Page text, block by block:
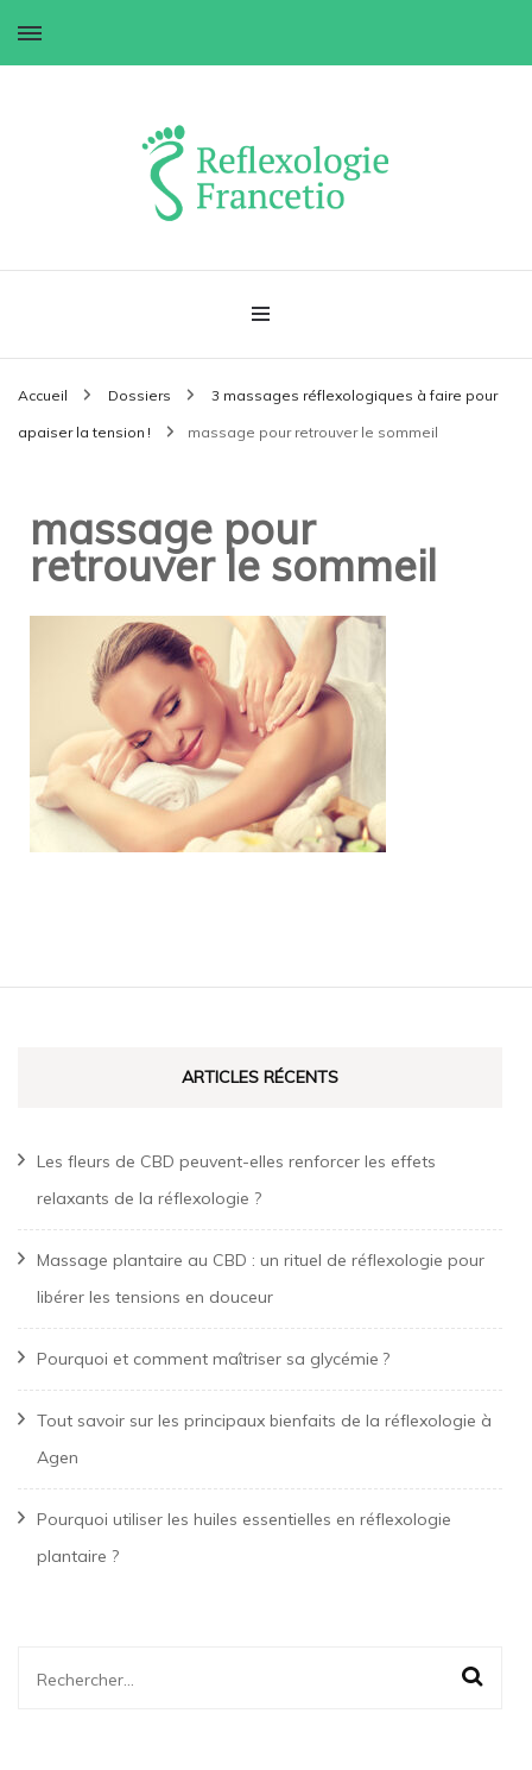
Réflexologie Francetio
Accueil Dossiers 3 massages réflexologiques à faire pour
apaiser la tension ! massage pour retrouver le sommeil
massage pour
retrouver le sommeil
d'article
ARTICLES RÉCENTS
Les fleurs de CBD peuvent-elles renforcer les effets
relaxants de la réflexologie ?
Massage plantaire au CBD : un rituel de réflexologie pour
libérer les tensions en douceur
Pourquoi et comment maîtriser sa glycémie ?
Tout savoir sur les principaux bienfaits de la réflexologie à
Agen
Pourquoi utiliser les huiles essentielles en réflexologie
plantaire ?
Rechercher :